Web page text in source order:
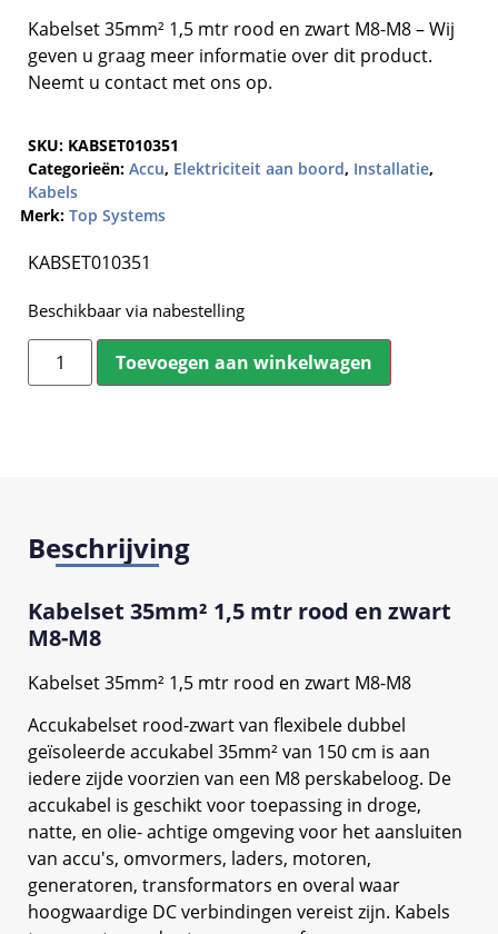
Kabelset 35mm² 1,5 mtr rood en zwart M8-M8 – Wij
geven u graag meer informatie over dit product.
Neemt u contact met ons op.
SKU: KABSET010351
Categorieën: Accu, Elektriciteit aan boord, Installatie,
Kabels
Merk: Top Systems
KABSET010351
Beschikbaar via nabestelling
Toevoegen aan winkelwagen
Beschrijving
Kabelset 35mm² 1,5 mtr rood en zwart
M8-M8
Kabelset 35mm² 1,5 mtr rood en zwart M8-M8
Accukabelset rood-zwart van flexibele dubbel
geïsoleerde accukabel 35mm² van 150 cm is aan
iedere zijde voorzien van een M8 perskabeloog. De
accukabel is geschikt voor toepassing in droge,
natte, en olie- achtige omgeving voor het aansluiten
van accu's, omvormers, laders, motoren,
generatoren, transformators en overal waar
hoogwaardige DC verbindingen vereist zijn. Kabels